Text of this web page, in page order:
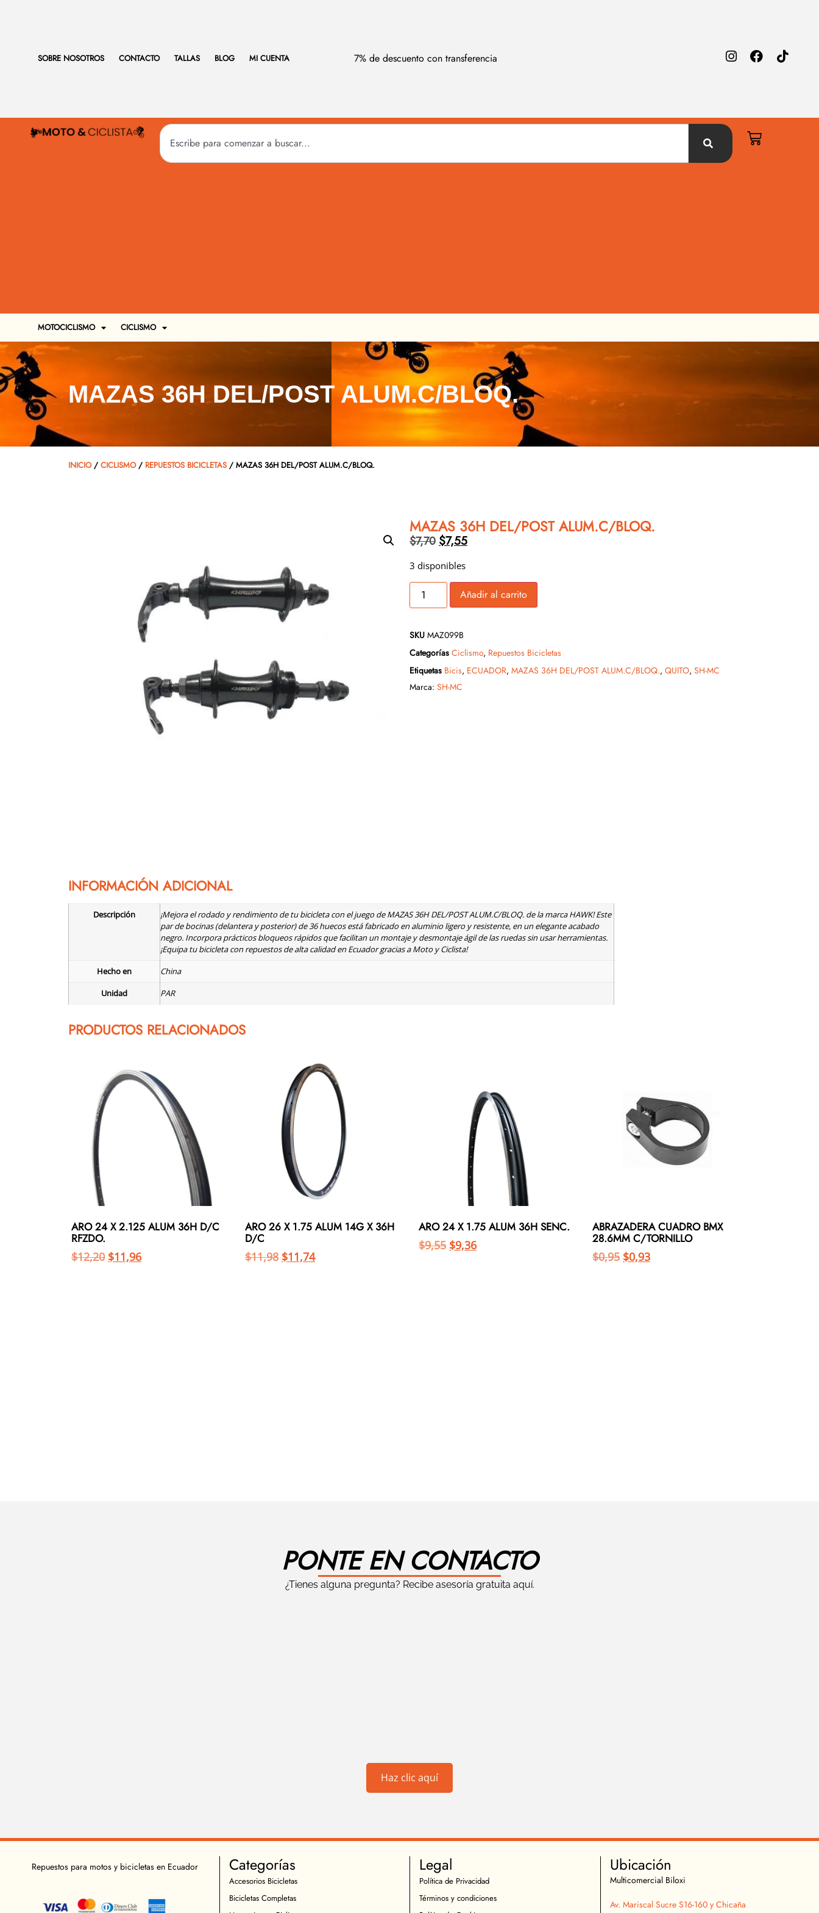
SOBRE NOSOTROS CONTACTO TALLAS BLOG MI CUENTA 7% de descuento con transferencia
MOTOCICLISMO CICLISMO
MAZAS 36H DEL/POST ALUM.C/BLOQ.
INICIO/ CICLISMO/ REPUESTOS BICICLETAS / MAZAS 36H DEL/POST ALUM.C/BLOQ.
MAZAS 36H DEL/POST ALUM.C/BLOQ.
$7,70 $7,55
3 disponibles
Añadir al carrito
SKU MAZ099B
Categorías Ciclismo, Repuestos Bicicletas
Etiquetas Bicis, ECUADOR, MAZAS 36H DEL/POST ALUM.C/BLOQ., QUITO, SH-MC
Marca: SH-MC
INFORMACIÓN ADICIONAL
Descripción
¡Mejora el rodado y rendimiento de tu bicicleta con el juego de MAZAS 36H DEL/POST ALUM.C/BLOQ. de la marca HAWK! Este
par de bocinas (delantera y posterior) de 36 huecos está fabricado en aluminio ligero y resistente, en un elegante acabado
negro. Incorpora prácticos bloqueos rápidos que facilitan un montaje y desmontaje ágil de las ruedas sin usar herramientas.
¡Equipa tu bicicleta con repuestos de alta calidad en Ecuador gracias a Moto y Ciclista!
Hecho en
China
Unidad
PAR
PRODUCTOS RELACIONADOS
ARO 24 X 2.125 ALUM 36H D/C
RFZDO.
$12,20 $11,96
ARO 26 X 1.75 ALUM 14G X 36H
D/C
$11,98 $11,74
ARO 24 X 1.75 ALUM 36H SENC.
$9,55 $9,36
ABRAZADERA CUADRO BMX
28.6MM C/TORNILLO
$0,95 $0,93
PONTE EN CONTACTO
¿Tienes alguna pregunta? Recibe asesoría gratuita aquí.
Haz clic aquí
Repuestos para motos y bicicletas en Ecuador Categorías
Accesorios Bicicletas
Bicicletas Completas
Legal
Política de Privacidad
Términos y condiciones
Ubicación
Multicomercial Biloxi
Av. Mariscal Sucre S16-160 y Chicaña